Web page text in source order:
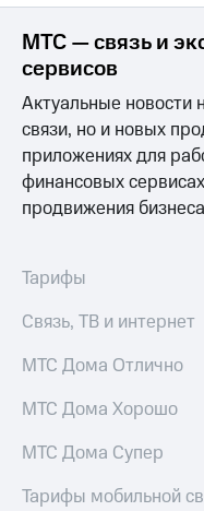
секретарь
Раскрытие
информации
Информация
акционерам
Документы
ПАО
"МТС"
Собрания
акционеров
капитал
и
Рынок
Описание
Программа
МТС — связь и
сервисов
Актуальные новости
связи, но и новых
приложениях для
финансовых
продвижения
Тарифы
Связь, ТВ и интернет
МТС Дома Отлично
МТС Дома Хорошо
МТС Дома Супер
Тарифы мобильной